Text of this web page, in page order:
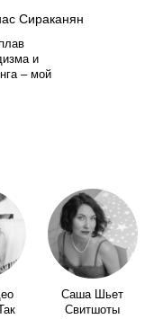
и
– мой
Саша Шьет
Свитшоты